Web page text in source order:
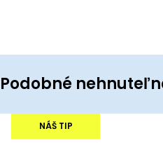
Podobné
NÁŠ TIP